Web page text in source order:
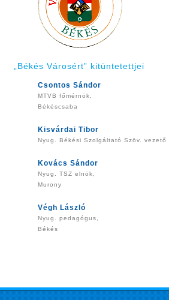
„Békés Városért” kitüntetettjei
Csontos Sándor
MTVB főmérnök,
Békéscsaba
Kisvárdai Tibor
Nyug. Békési Szolgáltató Szöv. vezető
Kovács Sándor
Nyug. TSZ elnök,
Murony
Végh László
Nyug. pedagógus,
Békés